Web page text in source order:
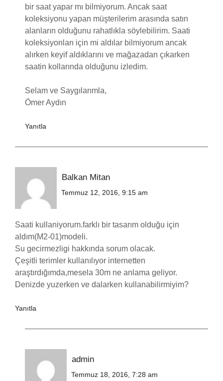
bir saat yapar mı bilmiyorum. Ancak saat
koleksiyonu yapan müşterilerim arasında satın
alanların olduğunu rahatlıkla söylebilirim. Saati
koleksiyonları için mi aldılar bilmiyorum ancak
alırken keyif aldıklarını ve mağazadan çıkarken
saatin kollarında olduğunu izledim.
Selam ve Saygılarımla,
Ömer Aydın
Yanıtla
Balkan Mitan
Temmuz 12, 2016, 9:15 am
Saati kullaniyorum.farklı bir tasarım olduğu için
aldım(M2-01)modeli.
Su gecirmezligi hakkında sorum olacak.
Çeşitli terimler kullanılıyor internetten
araştırdığımda,mesela 30m ne anlama geliyor.
Denizde yuzerken ve dalarken kullanabilirmiyim?
Yanıtla
admin
Temmuz 18, 2016, 7:28 am